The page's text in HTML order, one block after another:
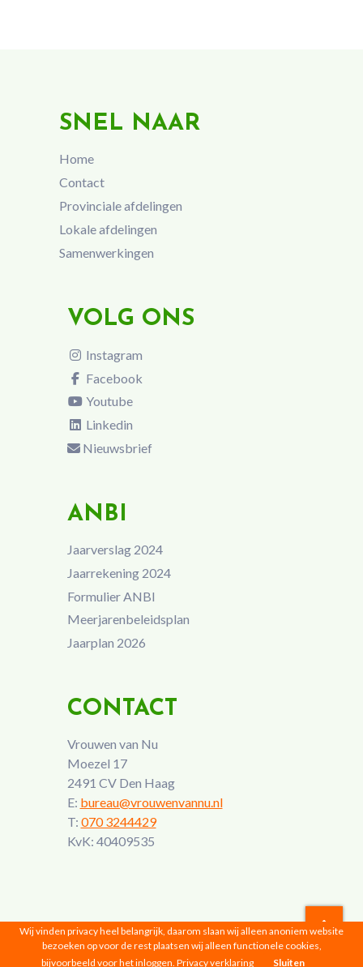
SNEL NAAR
Home
Contact
Provinciale afdelingen
Lokale afdelingen
Samenwerkingen
VOLG ONS
Instagram
Facebook
Youtube
Linkedin
Nieuwsbrief
ANBI
Jaarverslag 2024
Jaarrekening 2024
Formulier ANBI
Meerjarenbeleidsplan
Jaarplan 2026
CONTACT
Vrouwen van Nu
Moezel 17
2491 CV Den Haag
E: bureau@vrouwenvannu.nl
T: 070 3244429
KvK: 40409535
Vrouwen van Nu © 2026 |Privacyverklaring
Wij vinden privacy heel belangrijk, daarom slaan wij alleen anoniem website
bezoeken op voor de rest plaatsen wij alleen functionele cookies,
bijvoorbeeld voor het inloggen. Privacy verklaring Sluiten